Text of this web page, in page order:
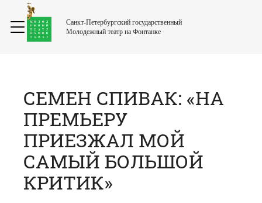
Санкт-Петербургский государственный
Молодежный театр на Фонтанке
СЕМЕН СПИВАК: «НА
ПРЕМЬЕРУ
ПРИЕЗЖАЛ МОЙ
САМЫЙ БОЛЬШОЙ
КРИТИК»